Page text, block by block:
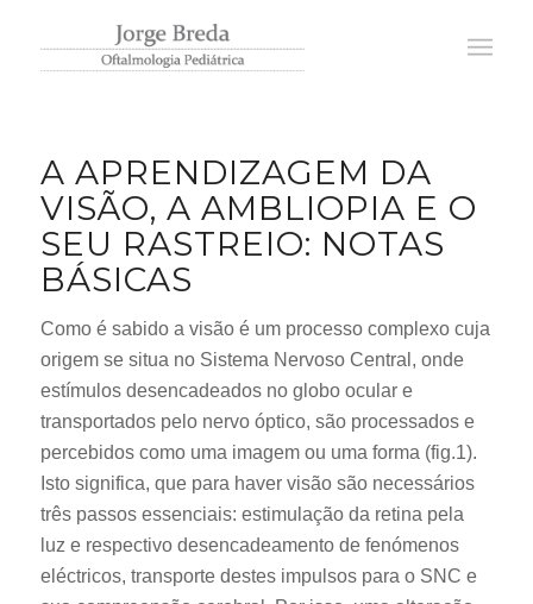
A APRENDIZAGEM DA
VISÃO, A AMBLIOPIA E O
SEU RASTREIO: NOTAS
BÁSICAS
Como é sabido a visão é um processo complexo cuja
origem se situa no Sistema Nervoso Central, onde
estímulos desencadeados no globo ocular e
transportados pelo nervo óptico, são processados e
percebidos como uma imagem ou uma forma (fig.1).
Isto significa, que para haver visão são necessários
três passos essenciais: estimulação da retina pela
luz e respectivo desencadeamento de fenómenos
eléctricos, transporte destes impulsos para o SNC e